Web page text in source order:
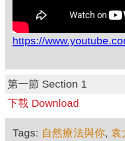
https://
第一節 Section 1
下載 Download
Tags: 自然療法與你,袁